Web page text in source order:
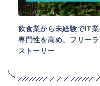
飲食業から未経験でIT
専門性を高め、フリー
ストーリー